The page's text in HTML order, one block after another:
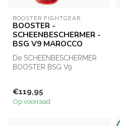
BOOSTER FIGHTGEAR
BOOSTER -
SCHEENBESCHERMER -
BSG V9 MAROCCO
De SCHEENBESCHERMER
BOOSTER BSG V9
vechtsport...
€119,95
Op voorraad